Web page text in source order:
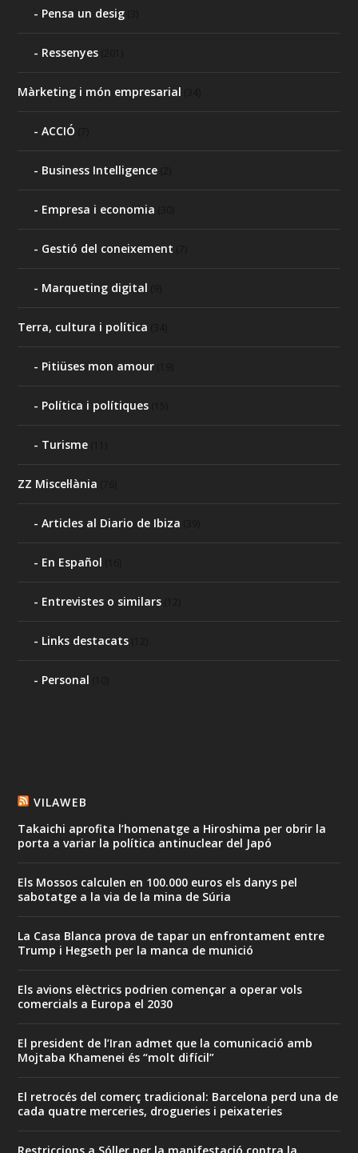
Pensa un desig
Ressenyes
Màrketing i món empresarial
ACCIÓ
Business Intelligence
Empresa i economia
Gestió del coneixement
Marqueting digital
Terra, cultura i política
Pitiüses mon amour
Política i polítiques
Turisme
ZZ Miscel·lània
Articles al Diario de Ibiza
En Español
Entrevistes o similars
Links destacats
Personal
VILAWEB
Takaichi aprofita l’homenatge a Hiroshima per obrir la
porta a variar la política antinuclear del Japó
Els Mossos calculen en 100.000 euros els danys pel
sabotatge a la via de la mina de Súria
La Casa Blanca prova de tapar un enfrontament entre
Trump i Hegseth per la manca de munició
Els avions elèctrics podrien començar a operar vols
comercials a Europa el 2030
El president de l’Iran admet que la comunicació amb
Mojtaba Khamenei és “molt difícil”
El retrocés del comerç tradicional: Barcelona perd una de
cada quatre merceries, drogueries i peixateries